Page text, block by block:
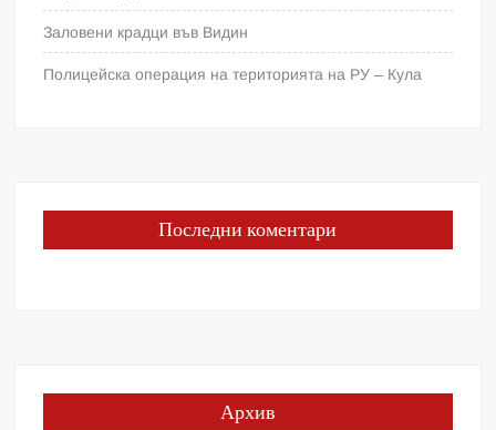
Заловени крадци във Видин
Полицейска операция на територията на РУ – Кула
Последни коментари
Архив